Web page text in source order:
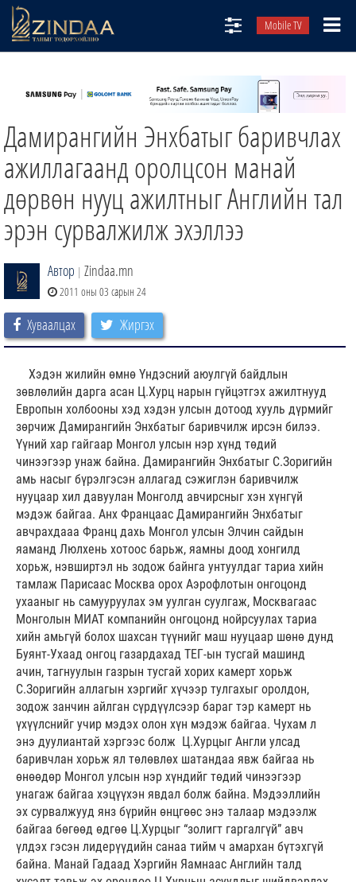
Mobile TV
ТВ8
ӨГЛӨӨНИЙ СОНИН
АУДИО ЗОХИОЛ
Дамирангийн Энхбатыг баривчлах
ажиллагаанд оролцсон манай
дөрвөн нууц ажилтныг Английн тал
эрэн сурвалжилж эхэллээ
Автор | Zindaa.mn
2011 оны 03 сарын 24
Хуваалцах Жиргэх
Хэдэн жилийн өмнө Үндэсний аюулгүй байдлын
зөвлөлийн дарга асан Ц.Хурц нарын гүйцэтгэх ажилтнууд
Европын холбооны хэд хэдэн улсын дотоод хууль дүрмийг
зөрчиж Дамирангийн Энхбатыг баривчилж ирсэн билээ.
Үүний хар гайгаар Монгол улсын нэр хүнд төдий
чинээгээр унаж байна. Дамирангийн Энхбатыг С.Зоригийн
амь насыг бүрэлгэсэн аллагад сэжиглэн баривчилж
нууцаар хил давуулан Монголд авчирсныг хэн хүнгүй
мэдэж байгаа. Анх Францаас Дамирангийн Энхбатыг
авчрахдааа Франц дахь Монгол улсын Элчин сайдын
яаманд Люлхень хотоос барьж, яамны доод хонгилд
хорьж, нэвширтэл нь зодож байнга унтуулдаг тариа хийн
тамлаж Парисаас Москва орох Аэрофлотын онгоцонд
ухааныг нь самууруулах эм уулган суулгаж, Москвагаас
Монголын МИАТ компанийн онгоцонд нойрсуулах тариа
хийн амьгүй болох шахсан түүнийг маш нууцаар шөнө дунд
Буянт-Ухаад онгоц газардахад ТЕГ-ын тусгай машинд
ачин, тагнуулын газрын тусгай хорих камерт хорьж
С.Зоригийн аллагын хэргийг хүчээр тулгахыг оролдон,
зодож занчин айлган сүрдүүлсээр бараг тэр камерт нь
үхүүлснийг учир мэдэх олон хүн мэдэж байгаа. Чухам л
энэ дуулиантай хэргээс болж Ц.Хурцыг Англи улсад
баривчлан хорьж ял төлөвлөх шатандаа явж байгаа нь
өнөөдөр Монгол улсын нэр хүндийг төдий чинээгээр
унагаж байгаа хэцүүхэн явдал болж байна. Мэдээллийн
эх сурвалжууд янз бүрийн өнцгөөс энэ талаар мэдээлж
байгаа бөгөөд өдгөө Ц.Хурцыг “золигт гаргалгүй” авч
үлдэх гэсэн лидерүүдийн санаа тийм ч амархан бүтэхгүй
байна. Манай Гадаад Хэргийн Яамнаас Английн талд